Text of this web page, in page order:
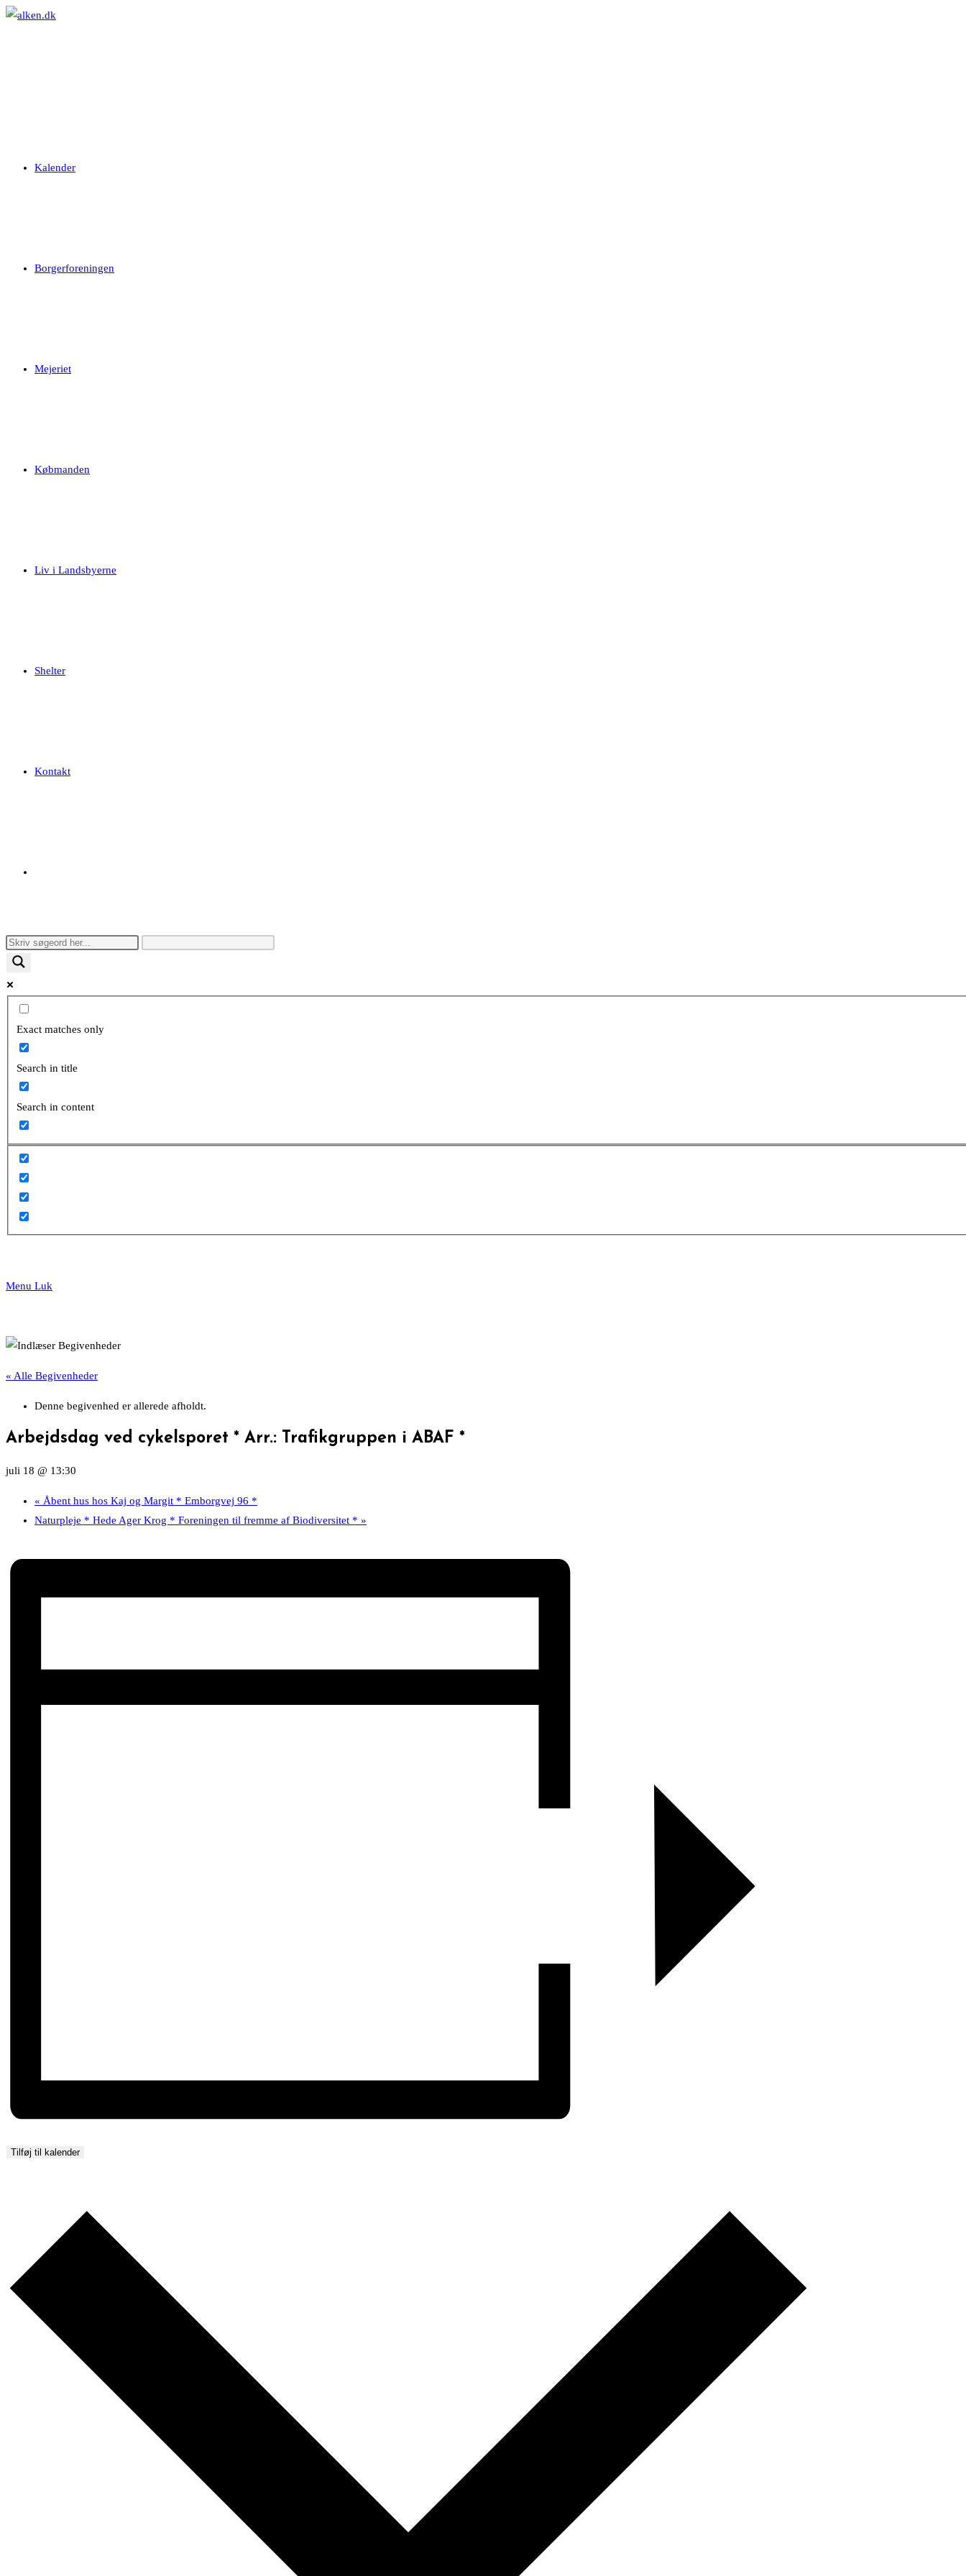
Skip
Kalender
Borgerforeningen
Mejeriet
Købmanden
Liv i Landsbyerne
Shelter
Kontakt
search
Exact matches only
Search in title
Search in content
Menu Luk
« Alle Begivenheder
Denne begivenhed er allerede afholdt.
Arbejdsdag ved cykelsporet * Arr.: Trafikgruppen i ABAF *
juli 18 @ 13:30
« Åbent hus hos Kaj og Margit * Emborgvej 96 *
Naturpleje * Hede Ager Krog * Foreningen til fremme af Biodiversitet * »
Tilføj til kalender